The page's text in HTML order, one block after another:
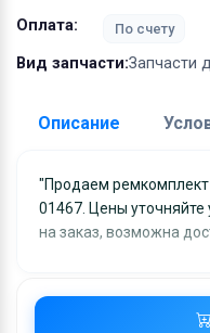
Оплата:
По счету
Вид запчасти:Запчасти
Описание
"Продаем ремкомплект джойстика отвала NOK XKAY-
01467. Цены
на заказ, возможна
Доставка:
Адрес
Отправка